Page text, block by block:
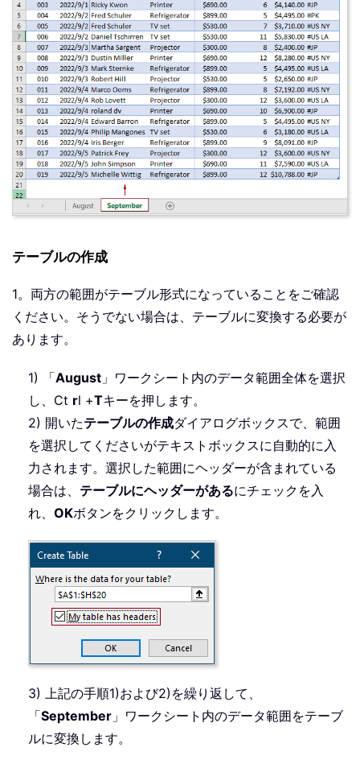
テーブルの作成
1。両方の範囲がテーブル形式になっていることをご確認
ください。そうでない場合は、テーブルに変換する必要が
あります。
1) 「August 」ワークシート内のデータ範囲全体を選択
し、Ct rl +Tキーを押します。
2) 開いたテーブルの作成ダイアログボックスで、範囲
を選択してくださいがテキストボックスに自動的に入
力されます。選択した範囲にヘッダーが含まれている
場合は、 テーブルにヘッダーがあるにチェックを入
れ、 OKボタンをクリックします。
3) 上記の手順1)および2)を繰り返して、
「September 」ワークシート内のデータ範囲をテーブ
ルに変換します。